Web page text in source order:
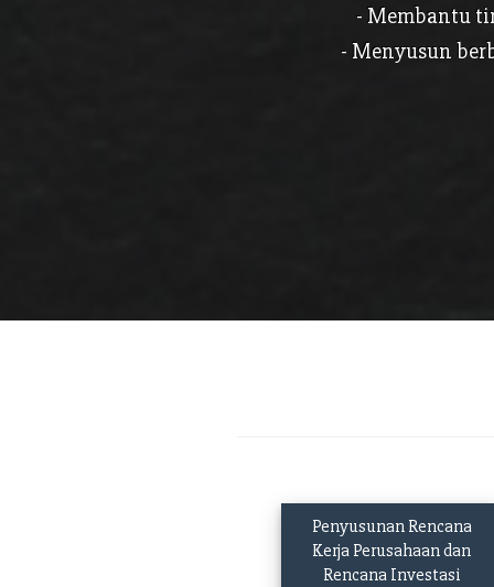
- Membantu
- Menyusun
Penyusunan Rencana
Kerja Perusahaan dan
Rencana Investasi